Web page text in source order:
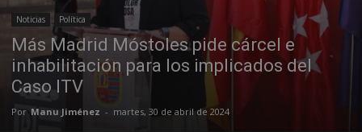
Noticias Política
Más Madrid Móstoles pide cárcel e
inhabilitación para los implicados del
Caso ITV
Por Manu Jiménez - martes, 30 de abril de 2024